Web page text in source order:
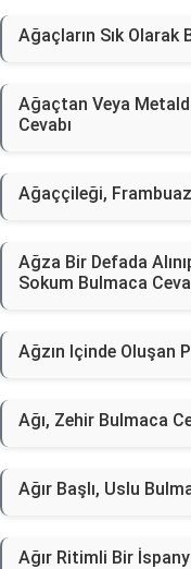
Ağaçların Sık Olarak
Ağaçtan Veya
Cevabı
Ağaççileği,
Ağza Bir Defada
Sokum Bulmaca
Ağzın Içinde Oluşan
Ağı, Zehir Bulmaca
Ağır Başlı, Uslu
Ağır Ritimli Bir